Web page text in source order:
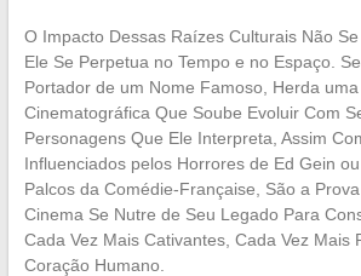
O Impacto Dessas Raízes Culturais Não
Ele Se Perpetua no Tempo e no Espaço.
Portador de um Nome Famoso, Herda
Cinematográfica Que Soube Evoluir Com
Personagens Que Ele Interpreta, Assim
Influenciados pelos Horrores de Ed Gein
Palcos da Comédie-Française, São a
Cinema Se Nutre de Seu Legado Para
Cada Vez Mais Cativantes, Cada Vez Mais
Coração Humano.